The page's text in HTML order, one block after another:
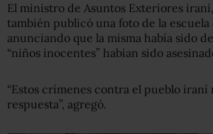
El ministro de Asuntos Exteriores
también publicó una foto de la escuela
anunciando que la misma había sido
“niños inocentes” habían sido
“Estos crímenes contra el pueblo iraní
respuesta”, agregó.